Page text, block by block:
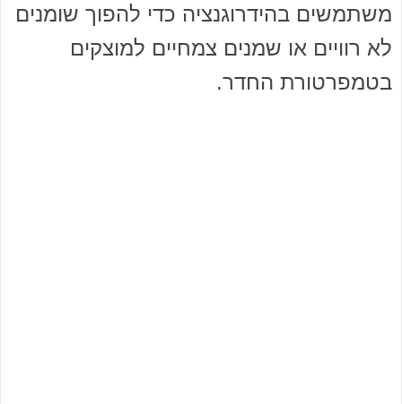
משתמשים בהידרוגנציה כדי להפוך שומנים
לא רוויים או שמנים צמחיים למוצקים
בטמפרטורת החדר.